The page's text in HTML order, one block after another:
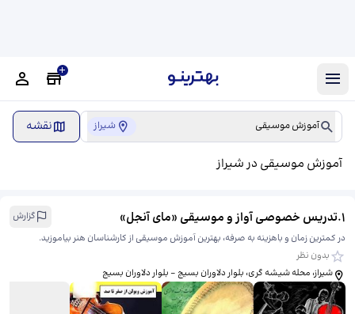
آموزش موسیقی شیراز نقشه
آموزش موسیقی در شیراز
1
.تدریس خصوصی آواز و موسیقی «مای آنجل»
گزارش
در کمترین زمان و باهزینه به صرفه، بهترین آموزش موسیقی از کارشناسان هنر بیاموزید.
بدون نظر
شیراز، محله شیشه گری، بلوار دلاوران بسیج - بلوار دلاوران بسیج